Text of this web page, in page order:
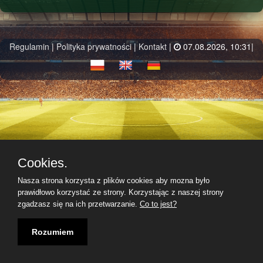
Regulamin|Polityka prywatności|Kontakt | 07.08.2026, 10:31|
Cookies.
Nasza strona korzysta z plików cookies aby mozna było
prawidłowo korzystać ze strony. Korzystając z naszej strony
zgadzasz się na ich przetwarzanie. Co to jest?
Rozumiem